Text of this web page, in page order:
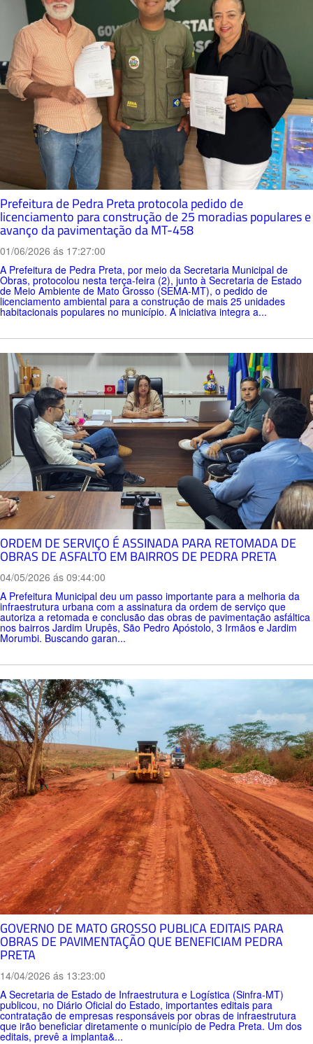
Prefeitura de Pedra Preta protocola pedido de
licenciamento para construção de 25 moradias populares e
avanço da pavimentação da MT-458
01/06/2026 ás 17:27:00
A Prefeitura de Pedra Preta, por meio da Secretaria Municipal de
Obras, protocolou nesta terça-feira (2), junto à Secretaria de Estado
de Meio Ambiente de Mato Grosso (SEMA-MT), o pedido de
licenciamento ambiental para a construção de mais 25 unidades
habitacionais populares no município. A iniciativa integra a...
ORDEM DE SERVIÇO É ASSINADA PARA RETOMADA DE
OBRAS DE ASFALTO EM BAIRROS DE PEDRA PRETA
04/05/2026 ás 09:44:00
A Prefeitura Municipal deu um passo importante para a melhoria da
infraestrutura urbana com a assinatura da ordem de serviço que
autoriza a retomada e conclusão das obras de pavimentação asfáltica
nos bairros Jardim Urupês, São Pedro Apóstolo, 3 Irmãos e Jardim
Morumbi. Buscando garan...
GOVERNO DE MATO GROSSO PUBLICA EDITAIS PARA
OBRAS DE PAVIMENTAÇÃO QUE BENEFICIAM PEDRA
PRETA
14/04/2026 ás 13:23:00
A Secretaria de Estado de Infraestrutura e Logística (Sinfra-MT)
publicou, no Diário Oficial do Estado, importantes editais para
contratação de empresas responsáveis por obras de infraestrutura
que irão beneficiar diretamente o município de Pedra Preta. Um dos
editais, prevê a implanta&...